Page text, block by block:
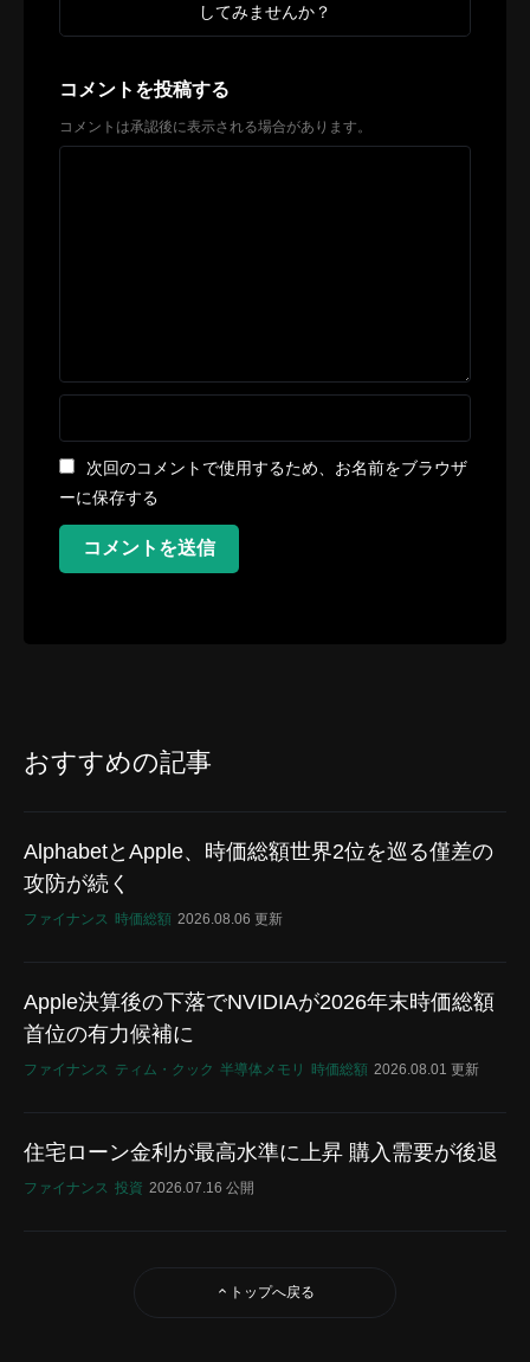
してみませんか？
コメントを投稿する
コメントは承認後に表示される場合があります。
次回のコメントで使用するため、お名前をブラウザ
ーに保存する
コメントを送信
おすすめの記事
AlphabetとApple、時価総額世界2位を巡る僅差の
攻防が続く
ファイナンス 時価総額 2026.08.06 更新
Apple決算後の下落でNVIDIAが2026年末時価総額
首位の有力候補に
ファイナンス ティム・クック 半導体メモリ 時価総額 2026.08.01 更新
住宅ローン金利が最高水準に上昇 購入需要が後退
ファイナンス 投資 2026.07.16 公開
トップへ戻る